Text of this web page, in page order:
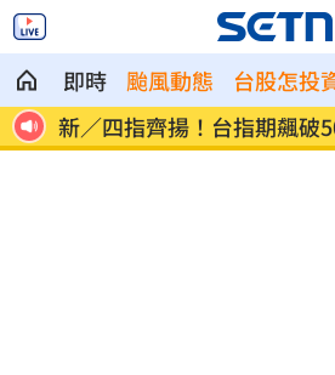
即時 颱風動態 台股怎投
慈濟遭詐10.6億元！全款拿回